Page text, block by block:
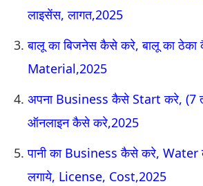
लाइसेंस, लागत,2025
बालू का बिजनेस कैसे करे, बालू का
Material,2025
अपना Business कैसे Start करे, (7
ऑनलाइन कैसे करे,2025
पानी का Business कैसे करे,
लगाये, License, Cost,2025